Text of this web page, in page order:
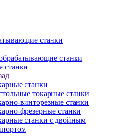
станки
станки
станки
станки
токарные станки
винторезные станки
фрезерные станки
станки с двойным